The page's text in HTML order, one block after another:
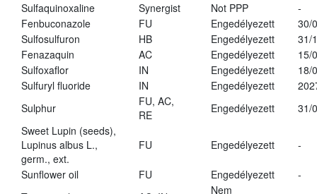
Sulfaquinoxaline
Synergist Not PPP
-
Fenbuconazole
FU Engedélyezett
30/
Sulfosulfuron
HB Engedélyezett
31/
Fenazaquin
AC Engedélyezett
15/
Sulfoxaflor
IN Engedélyezett
18/
Sulfuryl fluoride
IN Engedélyezett
Sulphur
FU, AC,
RE
Engedélyezett
31/
Sweet Lupin (seeds),
Lupinus albus L.,
germ., ext.
FU Engedélyezett -
Sunflower oil FU Engedélyezett
-
Nem